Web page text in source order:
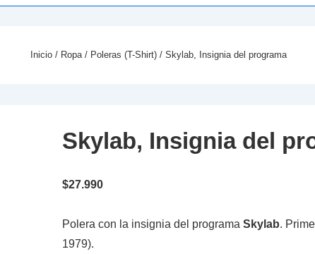
Inicio/ Ropa/ Poleras (T-Shirt)/ Skylab, Insignia del programa
Skylab, Insignia del
$27.990
Polera con la insignia del programa Skylab.
1979).